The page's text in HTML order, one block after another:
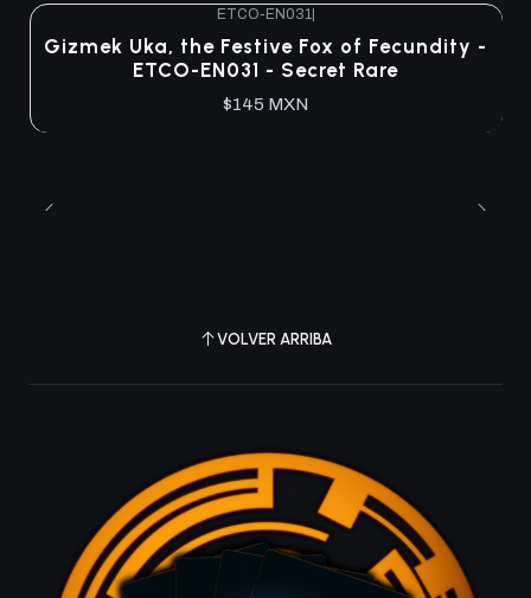
Agotado
ETCO-EN031|
Gizmek Uka, the Festive Fox of Fecundity -
ETCO-EN031 - Secret Rare
$145 MXN
VOLVER ARRIBA